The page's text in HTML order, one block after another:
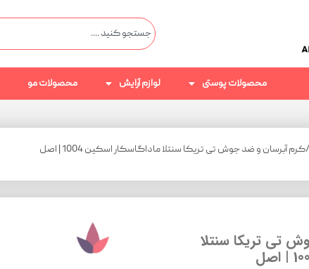
محصولات پوستی لوازم آرایش محصولات مو
کرم آبرسان و ضد جوش تی تریکا سنتلا ماداگاسکار اسکین 1004 | اصل
تی تریکا سنتلا